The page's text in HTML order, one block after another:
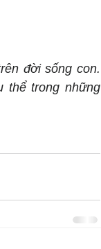
đời sống con.
thể trong những